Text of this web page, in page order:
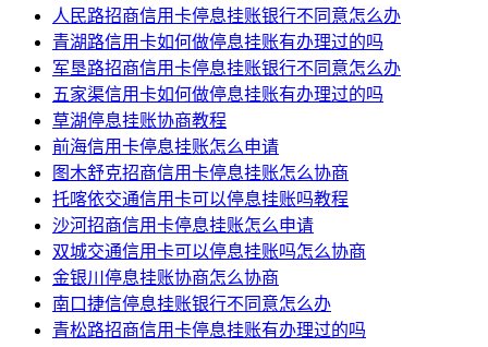
人民路招商信用卡停息挂账银行不同意怎么办
青湖路信用卡如何做停息挂账有办理过的吗
军垦路招商信用卡停息挂账银行不同意怎么办
五家渠信用卡如何做停息挂账有办理过的吗
草湖停息挂账协商教程
前海信用卡停息挂账怎么申请
图木舒克招商信用卡停息挂账怎么协商
托喀依交通信用卡可以停息挂账吗教程
沙河招商信用卡停息挂账怎么申请
双城交通信用卡可以停息挂账吗怎么协商
金银川停息挂账协商怎么协商
南口捷信停息挂账银行不同意怎么办
青松路招商信用卡停息挂账有办理过的吗